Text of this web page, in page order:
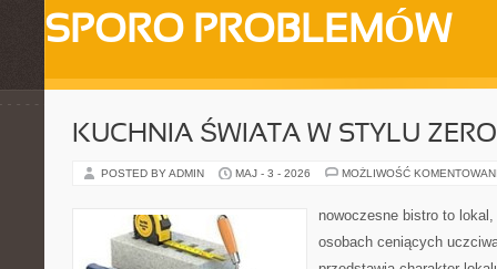
SPORO PROBLEMÓW
KUCHNIA ŚWIATA W STYLU
POSTED BY ADMIN MAJ - 3 - 2026 MOŻLIWOŚĆ
nowoczesne bistro to
osobach ceniących